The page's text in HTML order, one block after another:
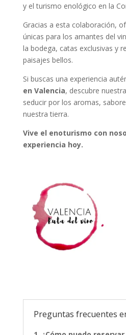
y el turismo enológico en la
Gracias a esta colaboración,
únicas para los amantes del
la bodega, catas exclusivas y
paisajes bellos.
Si buscas una experiencia
en Valencia, descubre
seducir por los aromas,
nuestra tierra.
Vive el enoturismo con
experiencia hoy.
Preguntas frecuentes